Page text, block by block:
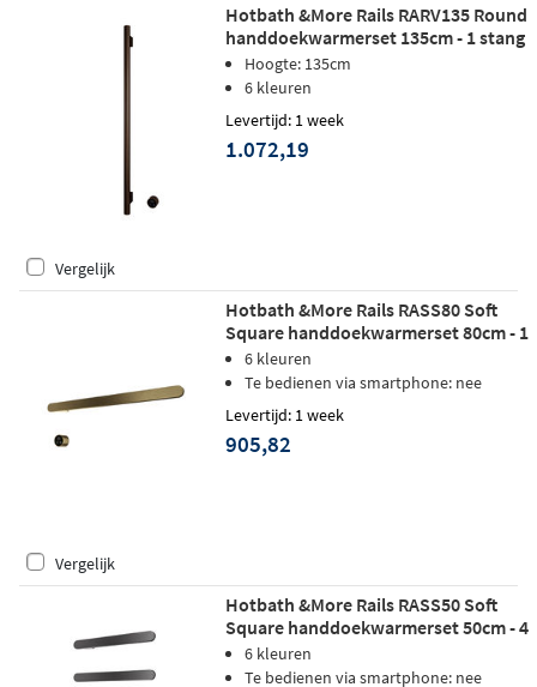
Hotbath &More Rails RARV135 Round
handdoekwarmerset 135cm - 1 stang
- tuscan bronze
Hoogte: 135cm
6 kleuren
Levertijd: 1 week
1.072,19
Vergelijk
Hotbath &More Rails RASS80 Soft
Square handdoekwarmerset 80cm - 1
stang - geborsteld messing PVD
6 kleuren
Te bedienen via smartphone: nee
Levertijd: 1 week
905,82
Vergelijk
Hotbath &More Rails RASS50 Soft
Square handdoekwarmerset 50cm - 4
stangen - geborsteld gunmetal PVD
6 kleuren
Te bedienen via smartphone: nee